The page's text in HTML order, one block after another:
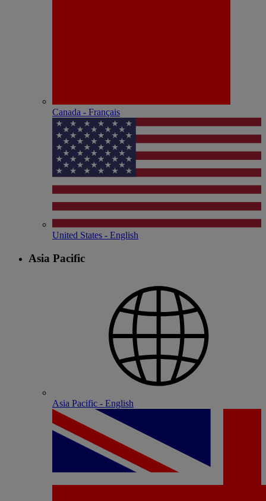
Canada - Français
United States - English
Asia Pacific
Asia Pacific - English